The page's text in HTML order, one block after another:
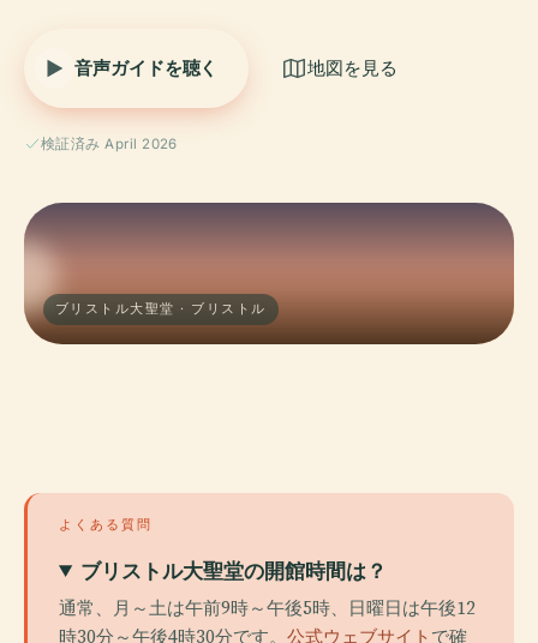
音声ガイドを聴く 地図を見る
検証済み April 2026
ブリストル大聖堂 · ブリストル
よくある質問
ブリストル大聖堂の開館時間は？
通常、月～土は午前9時～午後5時、日曜日は午後12
時30分～午後4時30分です。 公式ウェブサイトで確